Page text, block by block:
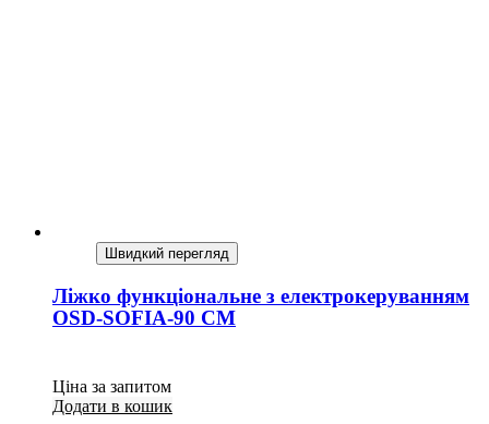
Швидкий перегляд
Ліжко функціональне з електрокеруванням
OSD-SOFIA-90 СМ
Ціна за запитом
Додати в кошик